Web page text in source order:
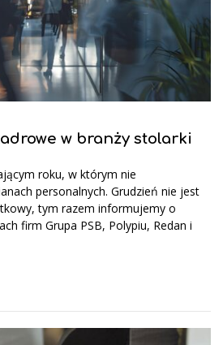
w branży stolarki
roku, w którym nie
personalnych. Grudzień nie jest
tym razem informujemy o
firm Grupa PSB, Polypiu, Redan i